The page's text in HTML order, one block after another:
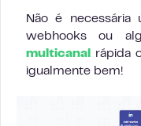
Não é necessária
webhooks ou
multicanal
rápida
igualmente bem!